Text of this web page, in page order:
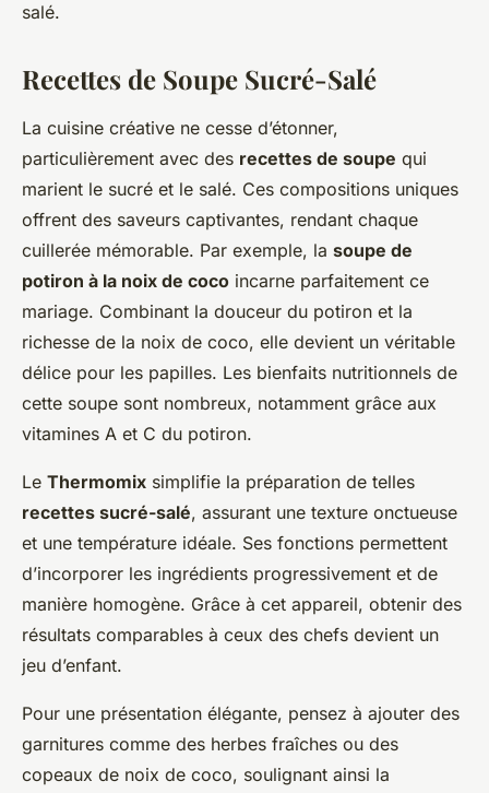
salé.
Recettes de Soupe Sucré-Salé
La cuisine créative ne cesse d’étonner,
particulièrement avec des recettes de soupe qui
marient le sucré et le salé. Ces compositions uniques
offrent des saveurs captivantes, rendant chaque
cuillerée mémorable. Par exemple, la soupe de
potiron à la noix de coco incarne parfaitement ce
mariage. Combinant la douceur du potiron et la
richesse de la noix de coco, elle devient un véritable
délice pour les papilles. Les bienfaits nutritionnels de
cette soupe sont nombreux, notamment grâce aux
vitamines A et C du potiron.
Le Thermomix simplifie la préparation de telles
recettes sucré-salé, assurant une texture onctueuse
et une température idéale. Ses fonctions permettent
d’incorporer les ingrédients progressivement et de
manière homogène. Grâce à cet appareil, obtenir des
résultats comparables à ceux des chefs devient un
jeu d’enfant.
Pour une présentation élégante, pensez à ajouter des
garnitures comme des herbes fraîches ou des
copeaux de noix de coco, soulignant ainsi la